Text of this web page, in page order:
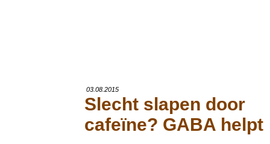
03.08.2015
Slecht slapen door
cafeïne? GABA helpt